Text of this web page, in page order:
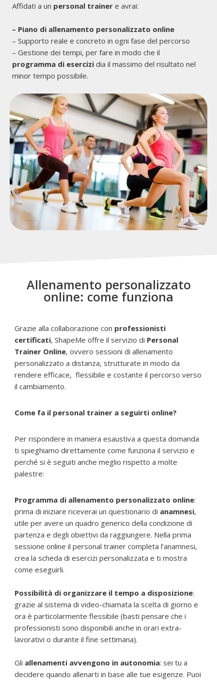
Affidati a un personal trainer e avrai:
– Piano di allenamento personalizzato online
– Supporto reale e concreto in ogni fase del percorso
– Gestione dei tempi, per fare in modo che il
programma di esercizi dia il massimo del risultato nel
minor tempo possibile.
Allenamento personalizzato
online: come funziona
Grazie alla collaborazione con professionisti
certificati, ShapeMe offre il servizio di Personal
Trainer Online, ovvero sessioni di allenamento
personalizzato a distanza, strutturate in modo da
rendere efficace, flessibile e costante il percorso verso
il cambiamento.
Come fa il personal trainer a seguirti online?
Per rispondere in maniera esaustiva a questa domanda
ti spieghiamo direttamente come funziona il servizio e
perché si è seguiti anche meglio rispetto a molte
palestre:
Programma di allenamento personalizzato online:
prima di iniziare riceverai un questionario di anamnesi,
utile per avere un quadro generico della condizione di
partenza e degli obiettivi da raggiungere. Nella prima
sessione online il personal trainer completa l’anamnesi,
crea la scheda di esercizi personalizzata e ti mostra
come eseguirli.
Possibilità di organizzare il tempo a disposizione:
grazie al sistema di video-chiamata la scelta di giorno e
ora è particolarmente flessibile (basti pensare che i
professionisti sono disponibili anche in orari extra-
lavorativi o durante il fine settimana).
Gli allenamenti avvengono in autonomia: sei tu a
decidere quando allenarti in base alle tue esigenze. Puoi